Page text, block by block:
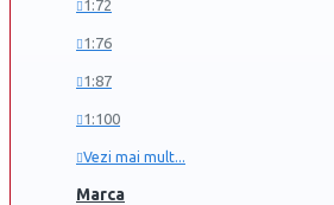
1:72
1:76
1:87
1:100
Vezi mai mult...
Marca